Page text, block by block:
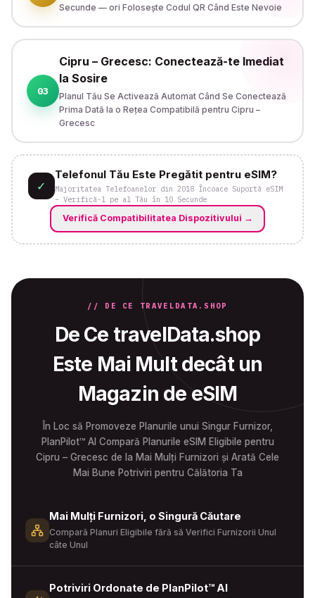
Secunde — ori Folosește Codul QR Când Este Nevoie
03
Cipru – Grecesc: Conectează-te Imediat
la Sosire
Planul Tău Se Activează Automat Când Se Conectează
Prima Dată la o Rețea Compatibilă pentru Cipru –
Grecesc
✓
Telefonul Tău Este Pregătit pentru eSIM?
Majoritatea Telefoanelor din 2018 Încoace Suportă eSIM
– Verifică-l pe al Tău în 10 Secunde
Verifică Compatibilitatea Dispozitivului →
// DE CE TRAVELDATA.SHOP
De Ce travelData.shop
Este Mai Mult decât un
Magazin de eSIM
În Loc să Promoveze Planurile unui Singur Furnizor,
PlanPilot™ AI Compară Planurile eSIM Eligibile pentru
Cipru – Grecesc de la Mai Mulți Furnizori și Arată Cele
Mai Bune Potriviri pentru Călătoria Ta
Mai Mulți Furnizori, o Singură Căutare
Compară Planuri Eligibile fără să Verifici Furnizorii Unul
câte Unul
Potriviri Ordonate de PlanPilot™ AI